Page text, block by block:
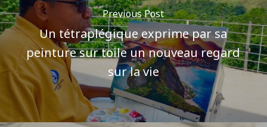
Previous Post
Un tétraplégique exprime par sa
peinture sur toile un nouveau regard
sur la vie